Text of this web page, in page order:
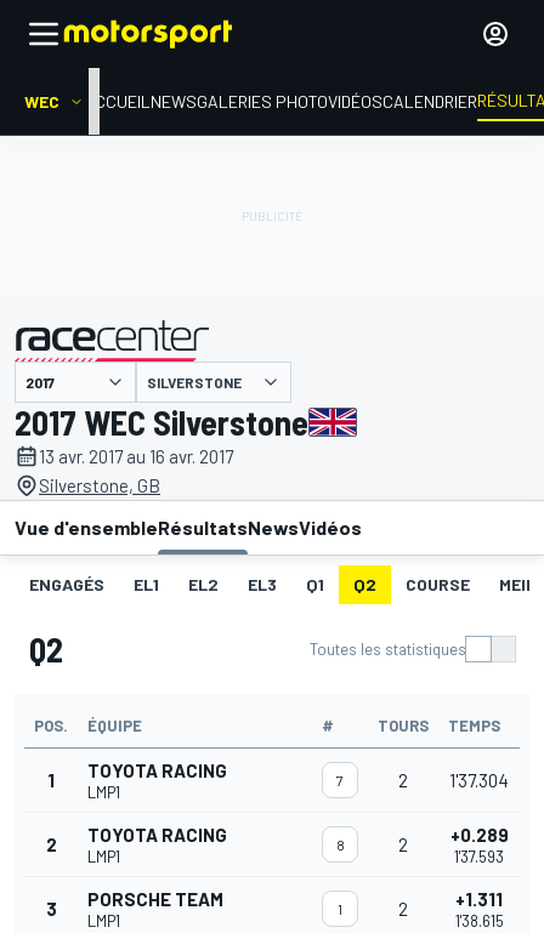
WEC ACCUEIL NEWSGALERIES PHOTOVIDÉOSCALENDRIER
présenté par SILVERSTONE
2017 WEC Silverstone
13 avr. 2017 au 16 avr. 2017
Silverstone, GB
Vue d'ensembleRésultatsNewsVidéos
ENGAGÉS EL1 EL2 EL3 Q1 Q2 COURSE
Q2 Toutes les statistiques
POS. ÉQUIPE # TOURS TEMPS
1 TOYOTA RACING
LMP1
7 2 1'37.304
2 TOYOTA RACING
LMP1
8 2 +0.289
1'37.593
3 PORSCHE TEAM
LMP1
1 2 +1.311
1'38.615